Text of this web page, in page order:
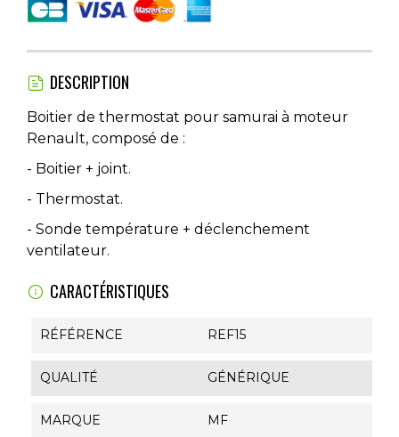
DESCRIPTION
Boitier de thermostat pour samurai à moteur
Renault, composé de :
- Boitier + joint.
- Thermostat.
- Sonde température + déclenchement
ventilateur.
CARACTÉRISTIQUES
RÉFÉRENCE REF15
QUALITÉ GÉNÉRIQUE
MARQUE MF